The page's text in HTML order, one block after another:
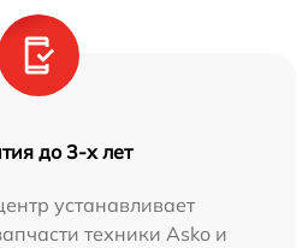
до 3-х лет
устанавливает
техники Asko и